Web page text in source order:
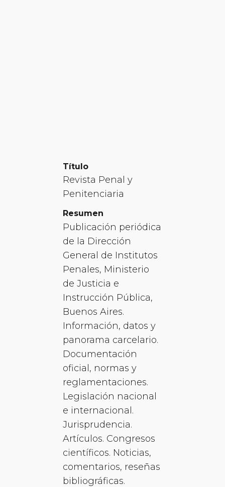
Título
Revista Penal y
Penitenciaria
Resumen
Publicación periódica
de la Dirección
General de Institutos
Penales, Ministerio
de Justicia e
Instrucción Pública,
Buenos Aires.
Información, datos y
panorama carcelario.
Documentación
oficial, normas y
reglamentaciones.
Legislación nacional
e internacional.
Jurisprudencia.
Artículos. Congresos
científicos. Noticias,
comentarios, reseñas
bibliográficas.